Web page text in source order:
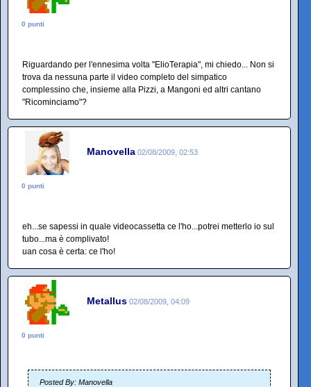
0 punti
Riguardando per l'ennesima volta "ElioTerapia", mi chiedo... Non si
trova da nessuna parte il video completo del simpatico
complessino che, insieme alla Pizzi, a Mangoni ed altri cantano
"Ricominciamo"?
Manovella 02/08/2009, 02:53
0 punti
eh...se sapessi in quale videocassetta ce l'ho...potrei metterlo io sul
tubo...ma è complivato!
uan cosa è certa: ce l'ho!
Metallus 02/08/2009, 04:09
0 punti
Posted By: Manovella